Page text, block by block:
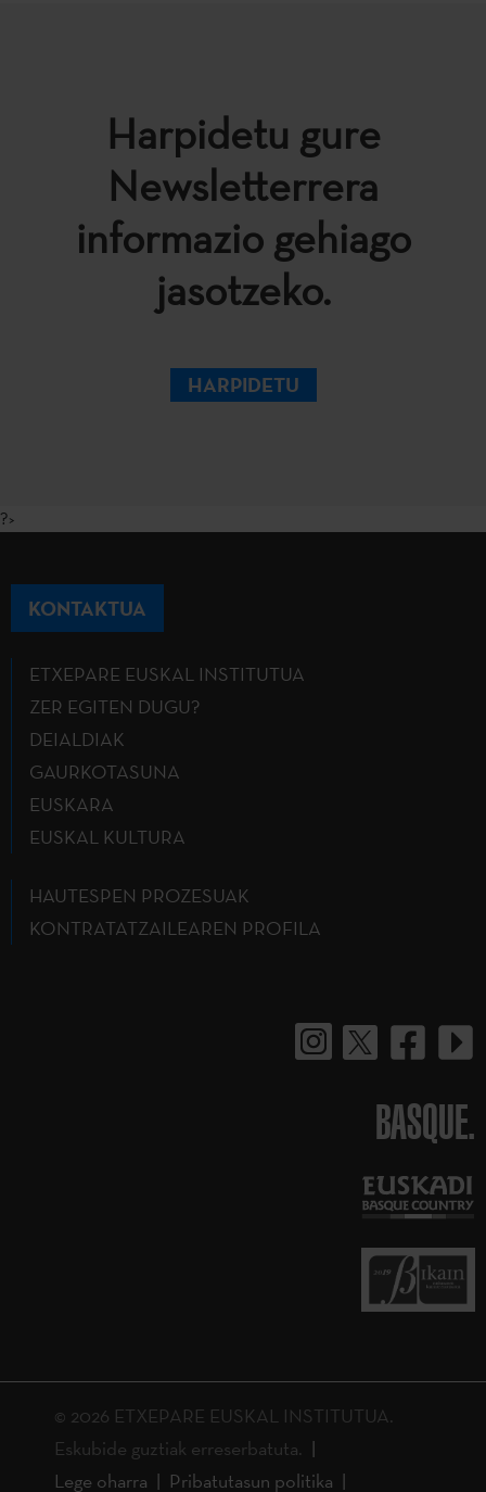
Harpidetu gure
Newsletterrera
informazio gehiago
jasotzeko.
HARPIDETU
?>
KONTAKTUA
ETXEPARE EUSKAL INSTITUTUA
ZER EGITEN DUGU?
DEIALDIAK
GAURKOTASUNA
EUSKARA
EUSKAL KULTURA
HAUTESPEN PROZESUAK
KONTRATATZAILEAREN PROFILA
BASQUE.
© 2026 ETXEPARE EUSKAL INSTITUTUA.
Eskubide guztiak erreserbatuta.
Lege oharra
Pribatutasun politika